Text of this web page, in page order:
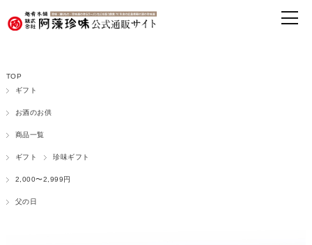
TOP
ギフト
お酒のお供
商品一覧
ギフト 珍味ギフト
2,000〜2,999円
父の日